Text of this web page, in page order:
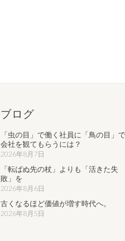
ブログ
「虫の目」で働く社員に「鳥の目」で
会社を観てもらうには？
2026年8月7日
「転ばぬ先の杖」よりも「活きた失
敗」を
2026年8月6日
古くなるほど価値が増す時代へ。
2026年8月5日